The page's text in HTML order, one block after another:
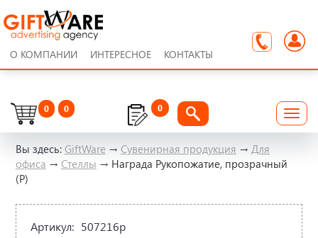
О КОМПАНИИ ИНТЕРЕСНОЕ КОНТАКТЫ
0 0 0
Вы здесь: GiftWare→ Сувенирная продукция → Для
офиса → Стеллы → Награда Рукопожатие, прозрачный
(Р)
Артикул: 507216p